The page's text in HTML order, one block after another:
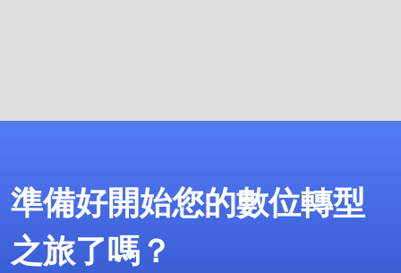
準備好開始您的數位轉型
之旅了嗎？